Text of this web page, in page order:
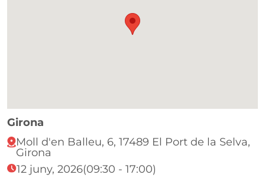
Girona
Moll d'en Balleu, 6, 17489 El Port de la Selva,
Girona
12 juny, 2026(09:30 - 17:00)